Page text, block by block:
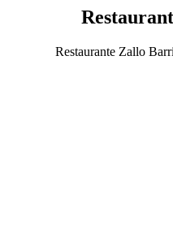
Restaurante Zallo